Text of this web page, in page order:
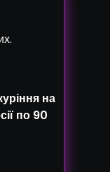
на
по 90